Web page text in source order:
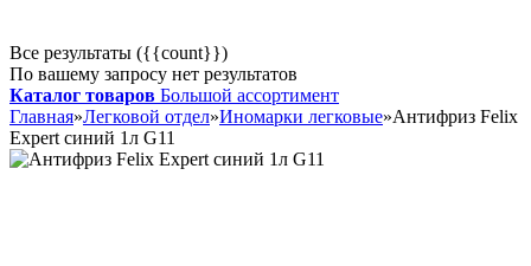
Все результаты ({{count}})
По вашему запросу нет результатов
Каталог товаров Большой ассортимент
Главная»Легковой отдел»Иномарки легковые»Антифриз Felix
Expert синий 1л G11